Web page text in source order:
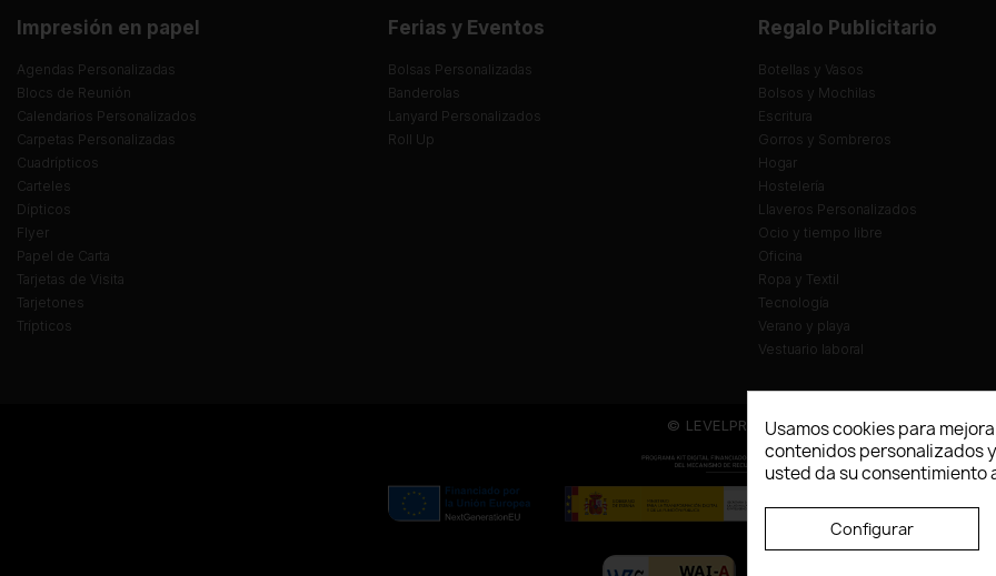
Impresión en papel
Agendas Personalizadas
Blocs de Reunión
Calendarios Personalizados
Carpetas Personalizadas
Cuadrípticos
Carteles
Dípticos
Flyer
Papel de Carta
Tarjetas de Visita
Tarjetones
Trípticos
Ferias y Eventos
Bolsas Personalizadas
Banderolas
Lanyard Personalizados
Roll Up
Regalo Publicitario
Botellas y Vasos
Bolsos y Mochilas
Escritura
Gorros y Sombreros
Hogar
Hostelería
Llaveros Personalizados
Ocio y tiempo libre
Oficina
Ropa y Textil
Tecnología
Verano y playa
Vestuario laboral
© LEVELPRINT - 2026Usamos cookies para
contenidos personalizados
usted da su consentimiento
Configurar